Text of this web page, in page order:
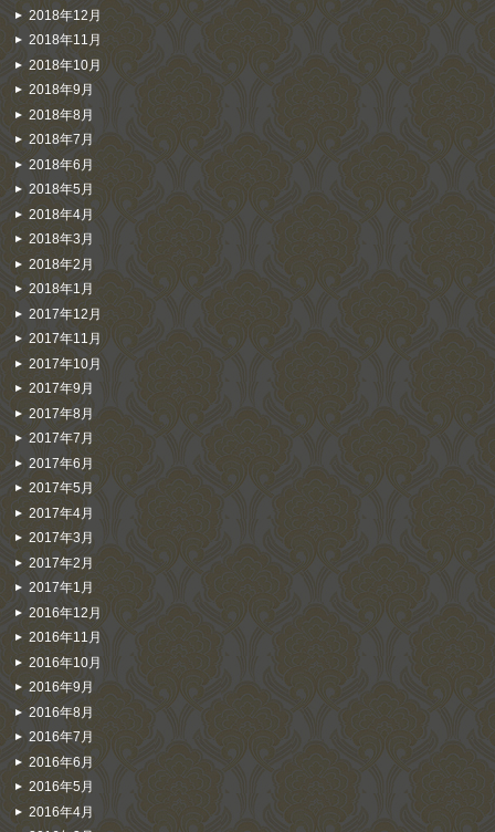
2018年12月
2018年11月
2018年10月
2018年9月
2018年8月
2018年7月
2018年6月
2018年5月
2018年4月
2018年3月
2018年2月
2018年1月
2017年12月
2017年11月
2017年10月
2017年9月
2017年8月
2017年7月
2017年6月
2017年5月
2017年4月
2017年3月
2017年2月
2017年1月
2016年12月
2016年11月
2016年10月
2016年9月
2016年8月
2016年7月
2016年6月
2016年5月
2016年4月